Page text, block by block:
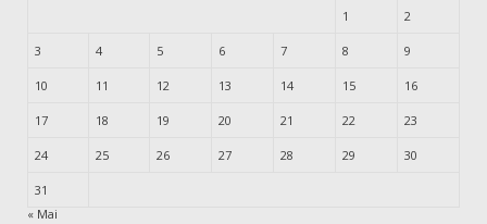
1 2
3 4 5 6 7 8 9
10 11 12 13 14 15 16
17 18 19 20 21 22 23
24 25 26 27 28 29 30
31
« Mai